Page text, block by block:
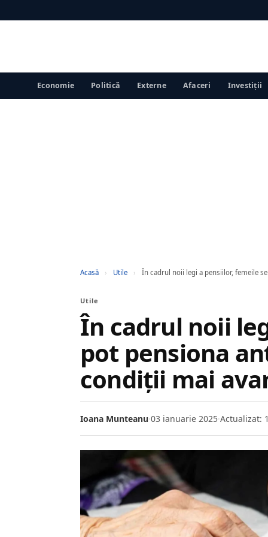
Economie Politică Externe Afaceri Investiții
Acasă › Utile › În cadrul noii legi a pensiilor, femeile
Utile
În cadrul noii
pot pensiona
condiții mai
Ioana Munteanu·03 ianuarie 2025·Actualizat: